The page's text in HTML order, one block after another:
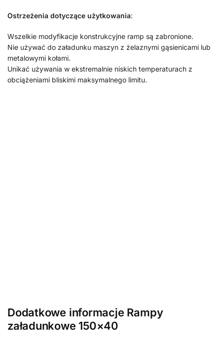
Ostrzeżenia dotyczące użytkowania:
Wszelkie modyfikacje konstrukcyjne ramp są zabronione.
Nie używać do załadunku maszyn z żelaznymi gąsienicami lub
metalowymi kołami.
Unikać używania w ekstremalnie niskich temperaturach z
obciążeniami bliskimi maksymalnego limitu.
Dodatkowe informacje Rampy
załadunkowe 150×40